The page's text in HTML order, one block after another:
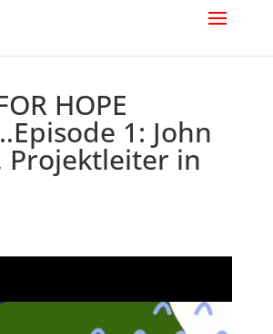
HOPE
1: John
Projektleiter in